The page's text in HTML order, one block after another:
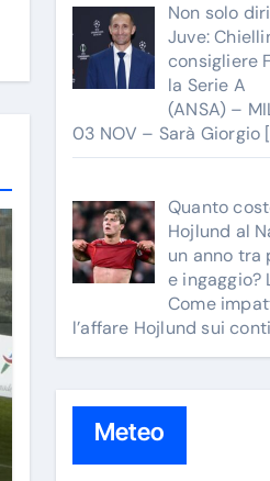
Non solo
Juve:
consigliere
la Serie A
(ANSA) –
03 NOV – Sarà Giorgio
Quanto
Hojlund al
un anno tra
e ingaggio?
Come
l’affare Hojlund sui
Meteo